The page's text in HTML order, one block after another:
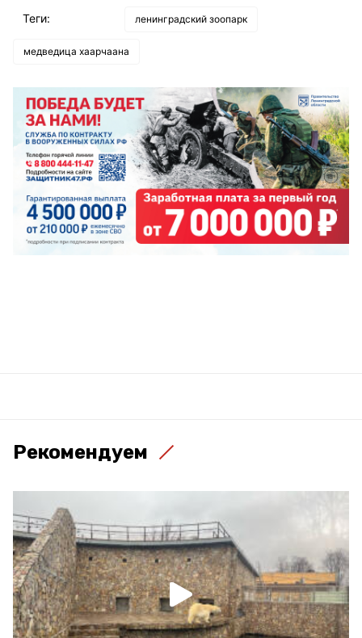
Теги: ленинградский зоопарк
медведица хаарчаана
Рекомендуем